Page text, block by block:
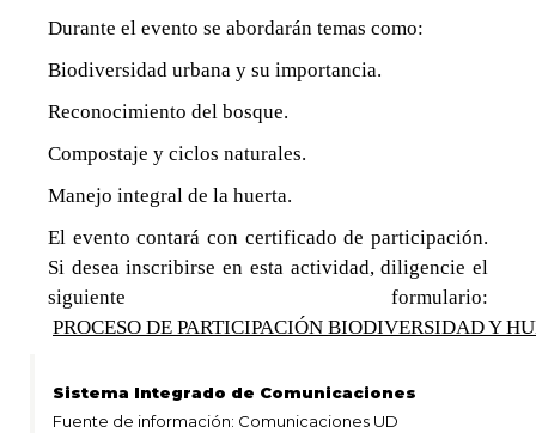
Durante el evento se abordarán temas como:
Biodiversidad urbana y su importancia.
Reconocimiento del bosque.
Compostaje y ciclos naturales.
Manejo integral de la huerta.
El evento contará con certificado de participación.
Si desea inscribirse en esta actividad, diligencie el
siguiente formulario:
PROCESO DE PARTICIPACIÓN BIODIVERSIDAD Y
Sistema Integrado de Comunicaciones
Fuente de información: Comunicaciones UD